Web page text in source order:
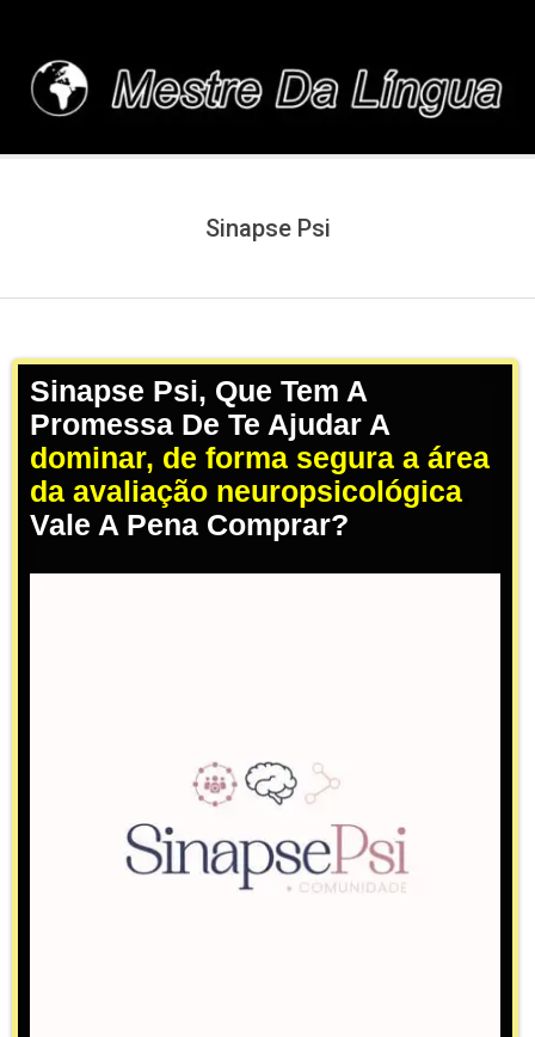
content
Sinapse Psi
Sinapse Psi, Que Tem A
Promessa De Te Ajudar A
dominar, de forma segura a área
da avaliação neuropsicológica
Vale A Pena Comprar?